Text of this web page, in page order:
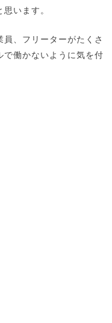
います。
、フリーターがたくさ
で働かないように気を付